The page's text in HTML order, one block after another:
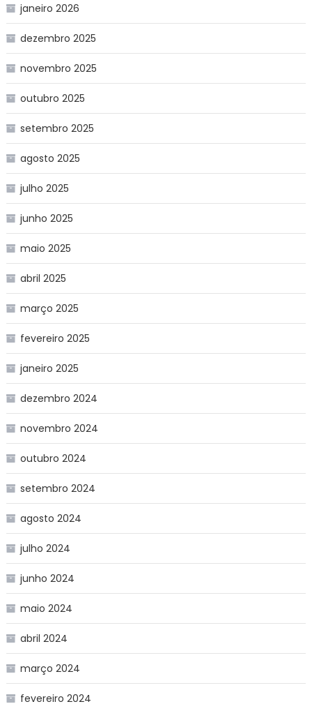
janeiro 2026
dezembro 2025
novembro 2025
outubro 2025
setembro 2025
agosto 2025
julho 2025
junho 2025
maio 2025
abril 2025
março 2025
fevereiro 2025
janeiro 2025
dezembro 2024
novembro 2024
outubro 2024
setembro 2024
agosto 2024
julho 2024
junho 2024
maio 2024
abril 2024
março 2024
fevereiro 2024